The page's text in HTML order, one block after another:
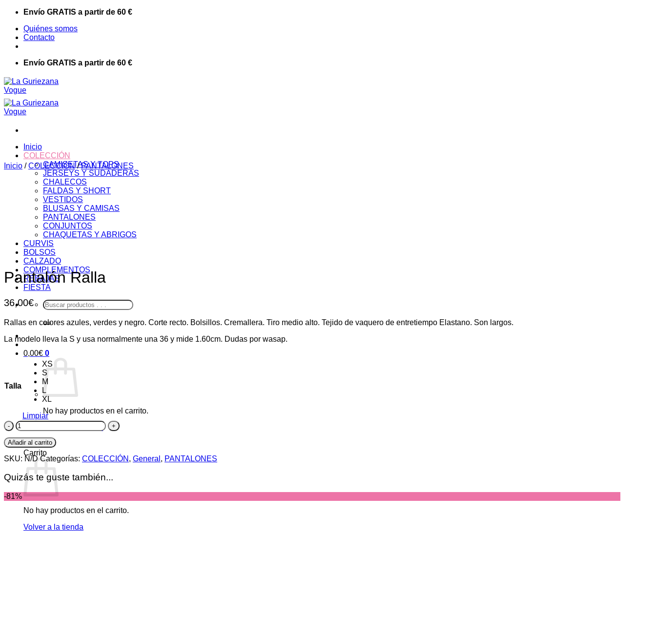
Saltar
contenido
Envío GRATIS a partir de 60 €
Quiénes somos
Contacto
Envío GRATIS a partir de 60 €
Inicio
COLECCIÓN
CAMISETAS Y TOPS
JERSEYS Y SUDADERAS
CHALECOS
FALDAS Y SHORT
VESTIDOS
BLUSAS Y CAMISAS
PANTALONES
CONJUNTOS
CHAQUETAS Y ABRIGOS
CURVIS
BOLSOS
CALZADO
COMPLEMENTOS
REBAJAS
FIESTA
Buscar
por:
0,00€ 0
No hay productos en el carrito.
0
Carrito
No hay productos en el carrito.
Volver a la tienda
Inicio / COLECCIÓN / PANTALONES
Pantalón Ralla
36,00€
Rallas en colores azules, verdes y negro. Corte recto. Bolsillos. Cremallera. Tiro medio alto. Tejido de vaquero de entretiempo Elastano. Son largos.
La modelo lleva la S y usa normalmente una 36 y mide 1.60cm. Dudas por wasap.
Talla
XS
S
M
L
XL
Limpiar
Pantalón
Ralla
cantidad
Añadir al carrito
SKU: N/D Categorías: COLECCIÓN , General , PANTALONES
Quizás te guste también...
-81%